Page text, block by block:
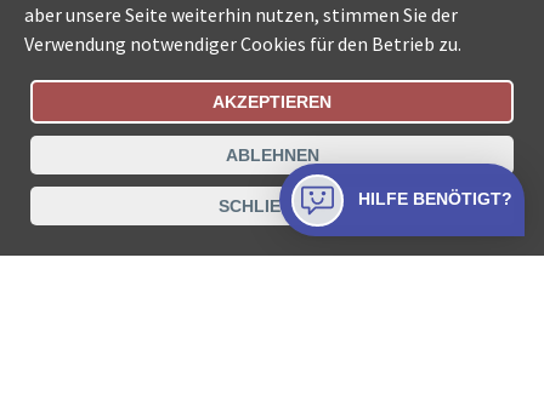
Bestellungsstatus Ämtersuche der Schweiz
Datenschutz Impressum Nutzungsbestimmungen
Kontakt
aber unsere Seite weiterhin nutzen, stimmen Sie der
Verwendung notwendiger Cookies für den Betrieb zu.
AKZEPTIEREN
ABLEHNEN
SCHLIESSEN HILFE BENÖTIGT?